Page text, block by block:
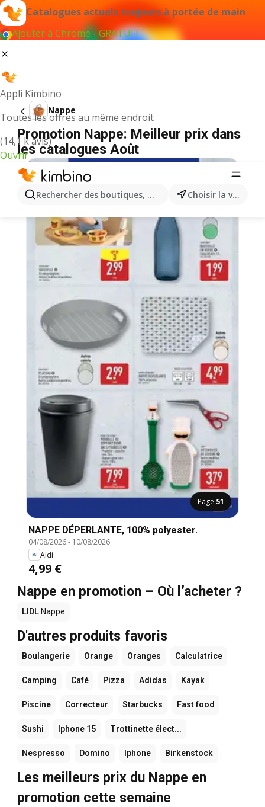
Catalogues actuels toujours à portée de main
Ajouter à Chrome - GRATUIT
Appli Kimbino
Toutes les offres au même endroit
(14,1 k avis)
Ouvrir
Rechercher des boutiques, des catégories, des Choisir la ville
Nappe
Promotion Nappe: Meilleur prix dans
les catalogues Août
Page 51
NAPPE DÉPERLANTE, 100% polyester.
04/08/2026- 10/08/2026
Aldi
4,99 €
Nappe en promotion – Où l’acheter ?
LIDL Nappe
D'autres produits favoris
Boulangerie Orange Oranges Calculatrice
Camping Café Pizza Adidas Kayak
Piscine Correcteur Starbucks Fast food
Sushi Iphone 15 Trottinette élect...
Nespresso Domino Iphone Birkenstock
Les meilleurs prix du Nappe en
promotion cette semaine